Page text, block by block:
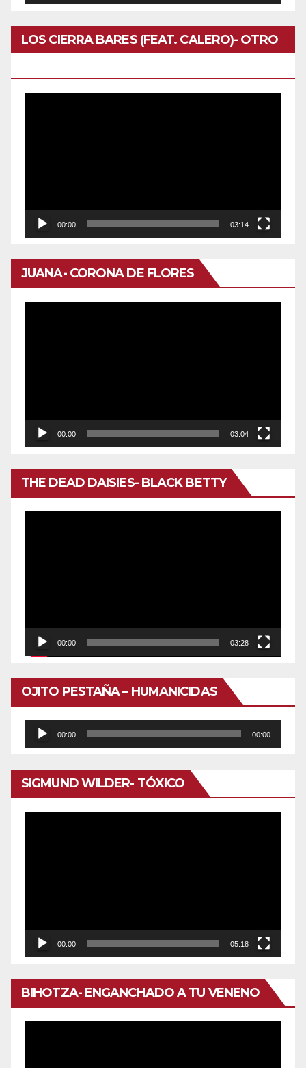
LOS CIERRA BARES (FEAT. CALERO)- OTRO
00:00 03:14
JUANA- CORONA DE FLORES
00:00 03:04
THE DEAD DAISIES- BLACK BETTY
00:00 03:28
OJITO PESTAÑA – HUMANICIDAS
Reproductor
de
audio
00:00 00:00
SIGMUND WILDER- TÓXICO
00:00 05:18
BIHOTZA- ENGANCHADO A TU VENENO